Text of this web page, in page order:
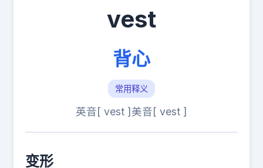
vest
背心
常用释义
英音[ vest ] 美音[ vest ]
变形